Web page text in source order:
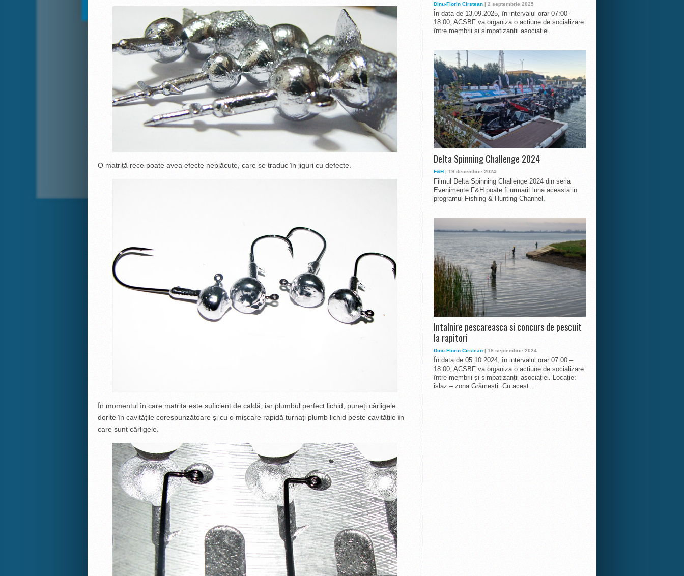
O matriță rece poate avea efecte neplăcute, care se traduc în jiguri cu defecte.
În momentul în care matrița este suficient de caldă, iar plumbul perfect lichid, puneți cârligele
dorite în cavitățile corespunzătoare și cu o mișcare rapidă turnați plumb lichid peste cavitățile în
care sunt cârligele.
Dinu-Florin Cirstean | 2 septembrie 2025
În data de 13.09.2025, în intervalul orar 07:00 –
18:00, ACSBF va organiza o acțiune de socializare
între membrii și simpatizanții asociației.
Delta Spinning Challenge 2024
F&H | 19 decembrie 2024
Filmul Delta Spinning Challenge 2024 din seria
Evenimente F&H poate fi urmarit luna aceasta in
programul Fishing & Hunting Channel.
Intalnire pescareasca si concurs de pescuit
la rapitori
Dinu-Florin Cirstean | 18 septembrie 2024
În data de 05.10.2024, în intervalul orar 07:00 –
18:00, ACSBF va organiza o acțiune de socializare
între membrii și simpatizanții asociației. Locație:
islaz – zona Grămești. Cu acest...